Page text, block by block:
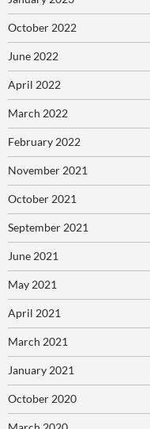
October 2022
June 2022
April 2022
March 2022
February 2022
November 2021
October 2021
September 2021
June 2021
May 2021
April 2021
March 2021
January 2021
October 2020